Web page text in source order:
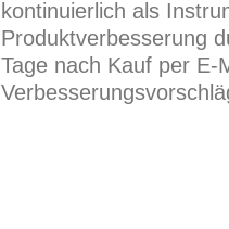
kontinuierlich als
Produktverbesserung
Tage nach Kauf per E-